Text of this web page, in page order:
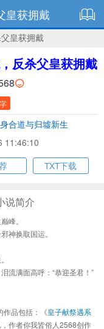
皇获拥戴
皇获拥戴
反杀父皇获拥戴
合道与归墟新生
11:46:10
TXT下载
说简介
峰。
神换取国运。
流满面高呼：“恭迎圣君！”
作品包括：《皇子献祭遇系
作者你我皆俗人2568创作